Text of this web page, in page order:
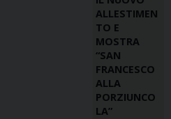
ALLESTIMEN
TO E
MOSTRA
“SAN
FRANCESCO
ALLA
PORZIUNCO
LA”